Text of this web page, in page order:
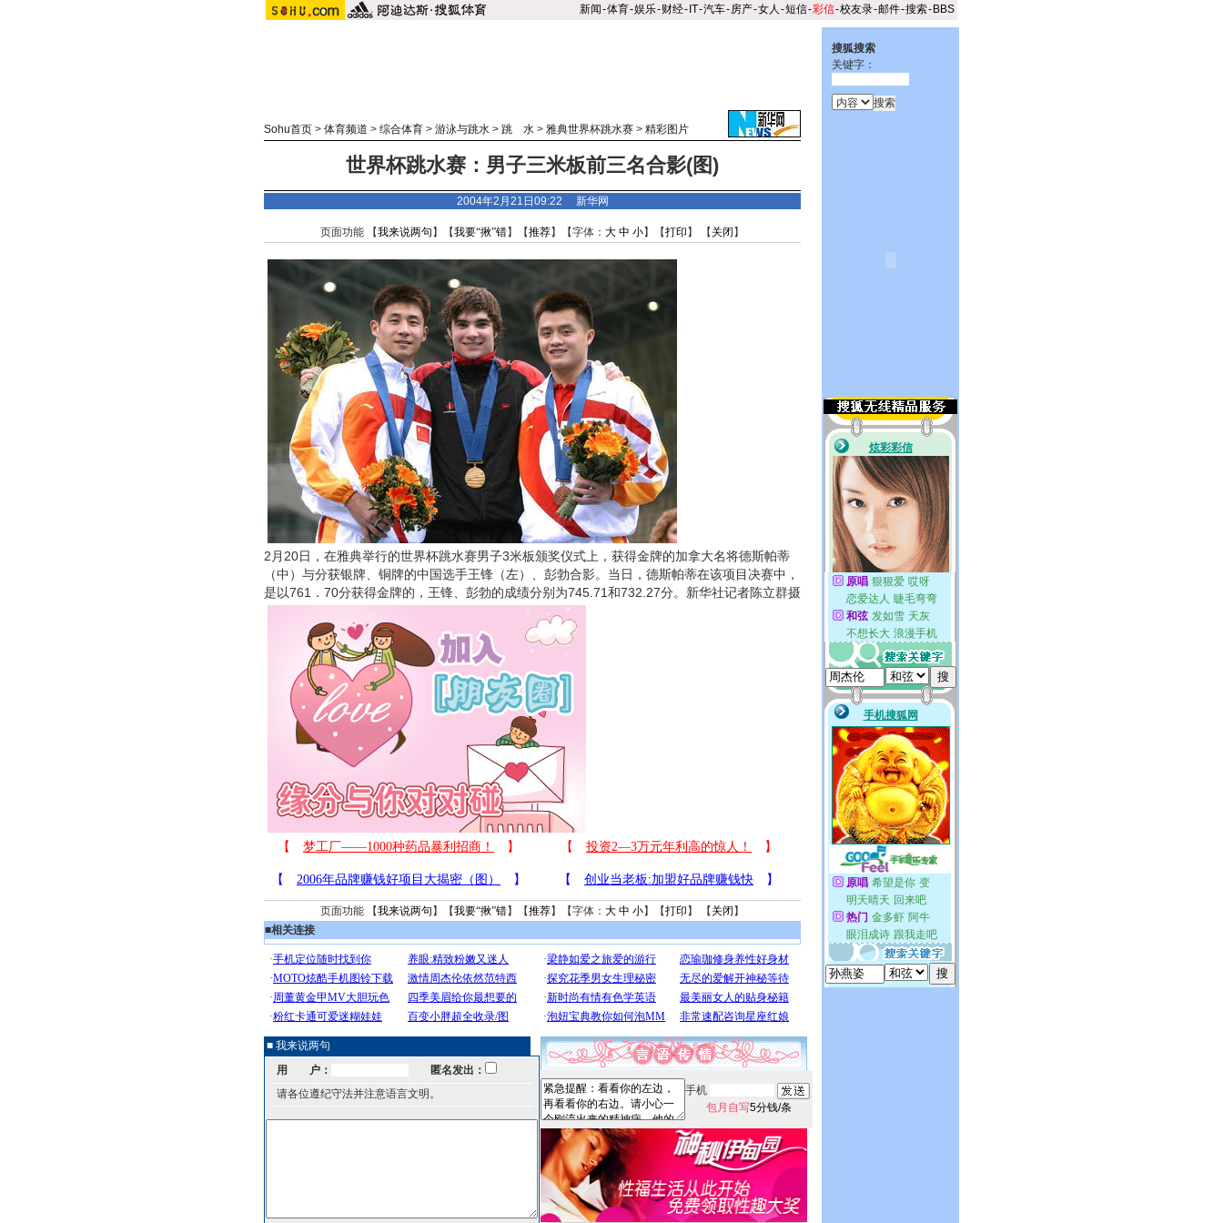
新闻-体育-娱乐-财经- IT-汽车-房产-女人 -短信-彩信-校友录-邮件-搜索- BBS
Sohu首页 > 体育频道 > 综合体育 > 游泳与跳水 > 跳 水 > 雅典世界杯跳水赛 > 精彩图片
世界杯跳水赛：男子三米板前三名合影(图)
2004年2月21日09:22 新华网
页面功能 【我来说两句 】【我要“揪”错】【推荐】【字体： 大 中 小】【打印 】 【 关闭 】
2月20日，在雅典举行的世界杯跳水赛男子3米板颁奖仪式上，获得金牌的加拿大名将德斯帕蒂
（中）与分获银牌、铜牌的中国选手王锋（左）、彭勃合影。当日，德斯帕蒂在该项目决赛中，
是以761．70分获得金牌的，王锋、彭勃的成绩分别为745.71和732.27分。新华社记者陈立群摄
页面功能 【我来说两句 】【我要“揪”错】【推荐】【字体： 大 中 小】【打印 】 【 关闭 】
■相关连接
■ 我来说两句
用 户：
匿名发出：
请各位遵纪守法并注意语言文明。
手机
包月自写5分钱/条
搜狐搜索
关键字：